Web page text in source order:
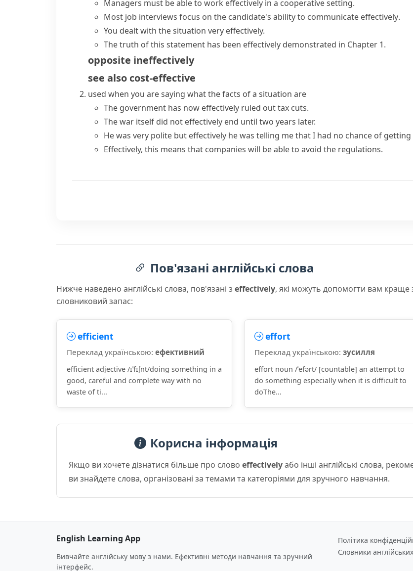
Managers must be able to work effectively in a cooperative setting.
Most job interviews focus on the candidate's ability to communicate effectively.
You dealt with the situation very effectively.
The truth of this statement has been effectively demonstrated in Chapter 1.
opposite ineffectively
see also cost-effective
used when you are saying what the facts of a situation are
The government has now effectively ruled out tax cuts.
The war itself did not effectively end until two years later.
He was very polite but effectively he was telling me that I had no chance of
Effectively, this means that companies will be able to avoid the regulations.
Пов'язані англійські слова
Нижче наведено англійські слова, пов'язані з effectively, які можуть допомогти вам краще
словниковий запас:
efficient
Переклад українською: ефективний
efficient adjective /ɪˈfɪʃnt/doing something in a
good, careful and complete way with no
waste of ti...
effort
Переклад українською: зусилля
effort noun /ˈefərt/ [countable] an attempt to
do something especially when it is difficult to
doThe...
Корисна інформація
Якщо ви хочете дізнатися більше про слово effectivelyабо інші англійські слова,
ви знайдете слова, організовані за темами та категоріями для зручного навчання.
English Learning App
Вивчайте англійську мову з нами. Ефективні методи навчання та зручний
інтерфейс.
Політика
Словники